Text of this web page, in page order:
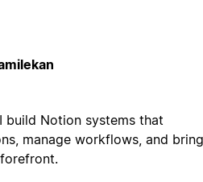
build Notion systems that
manage workflows, and bring